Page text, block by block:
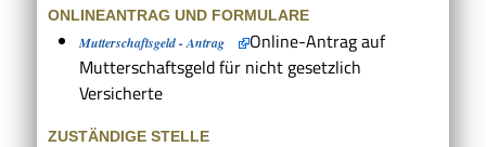
ONLINEANTRAG UND FORMULARE
Mutterschaftsgeld - Antrag
Online-Antrag auf
Mutterschaftsgeld für nicht gesetzlich
Versicherte
ZUSTÄNDIGE STELLE